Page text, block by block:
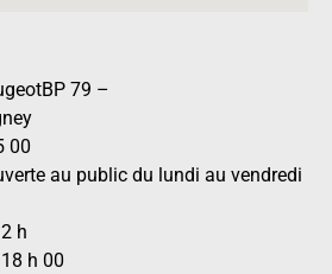
79 –
00
au public du lundi au vendredi
h
h 00